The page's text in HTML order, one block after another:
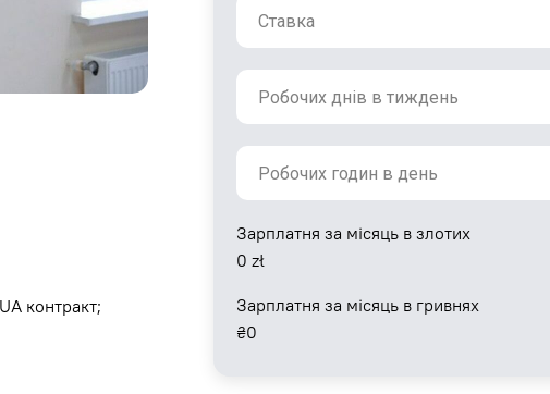
Зарплатня за місяць в злотих
0 zł
Зарплатня за місяць в гривнях
₴0
контракт;